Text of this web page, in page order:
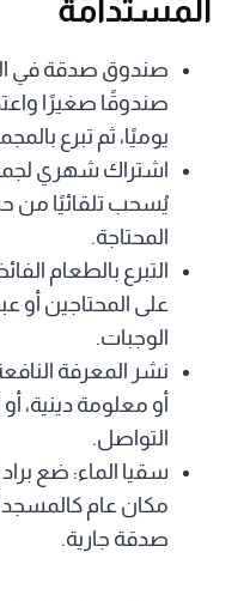
المستدامة
صندوق صدقة في
صندوقًا صغيرًا
يوميًا، ثم تبرع
اشتراك شهري
يُسحب تلقائيًا من
المحتاجة.
التبرع بالطعام
على المحتاجين أو
الوجبات.
نشر المعرفة
أو معلومة دينية،
التواصل.
سقيا الماء: ضع
مكان عام
صدقة جارية.